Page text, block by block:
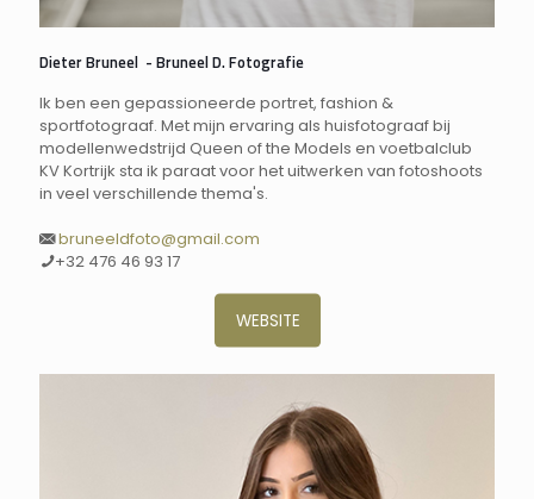
Dieter Bruneel - Bruneel D. Fotografie
Ik ben een gepassioneerde portret, fashion &
sportfotograaf. Met mijn ervaring als huisfotograaf bij
modellenwedstrijd Queen of the Models en voetbalclub
KV Kortrijk sta ik paraat voor het uitwerken van fotoshoots
in veel verschillende thema's.
bruneeldfoto@gmail.com
+32 476 46 93 17
WEBSITE